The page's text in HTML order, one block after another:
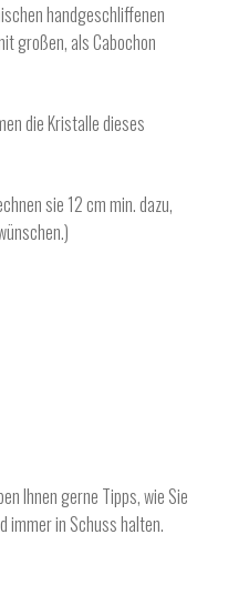
handgeschliffenen
großen, als Cabochon
die Kristalle dieses
sie 12 cm min. dazu,
Ihnen gerne Tipps, wie Sie
immer in Schuss halten.